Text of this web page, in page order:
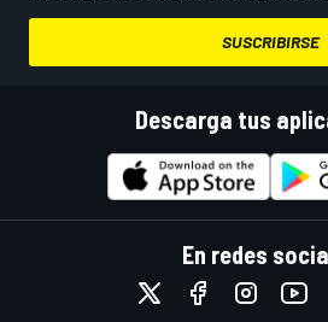
SUSCRIBIRSE
Descarga tus
En redes